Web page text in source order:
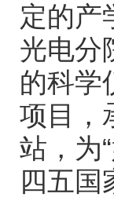
定的产
光电分
的科学
项目，
站，为
四五国